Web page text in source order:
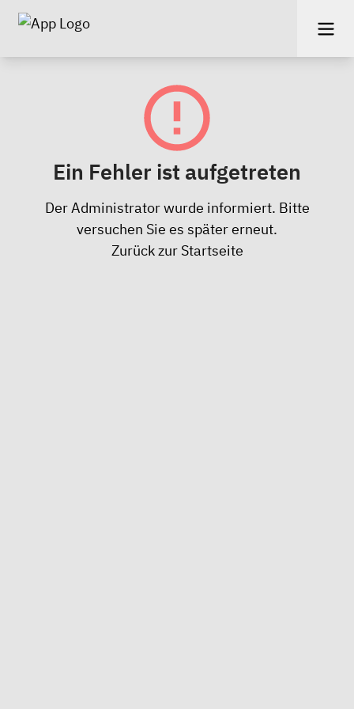
Ein Fehler ist aufgetreten
Der Administrator wurde informiert. Bitte
versuchen Sie es später erneut.
Zurück zur Startseite